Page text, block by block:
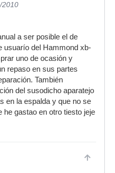
2010
a ser posible el de
usuarío del Hammond xb-
uno de ocasión y
repaso en sus partes
También
del susodicho aparatejo
en la espalda y que no se
he gastao en otro tiesto jeje